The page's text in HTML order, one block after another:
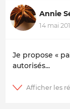
Annie
14 mai
Je propose «
autorisés...